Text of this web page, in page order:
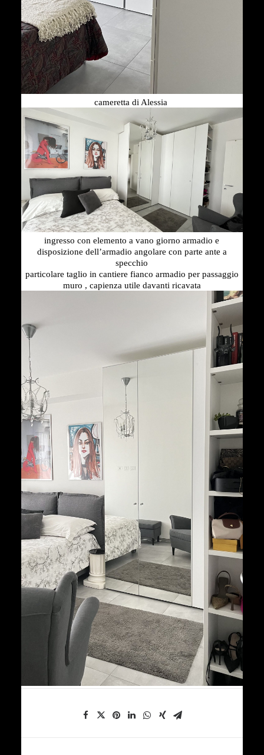
cameretta di Alessia
ingresso con elemento a vano giorno armadio e
disposizione dell’armadio angolare con parte ante a
specchio
particolare taglio in cantiere fianco armadio per passaggio
muro , capienza utile davanti ricavata